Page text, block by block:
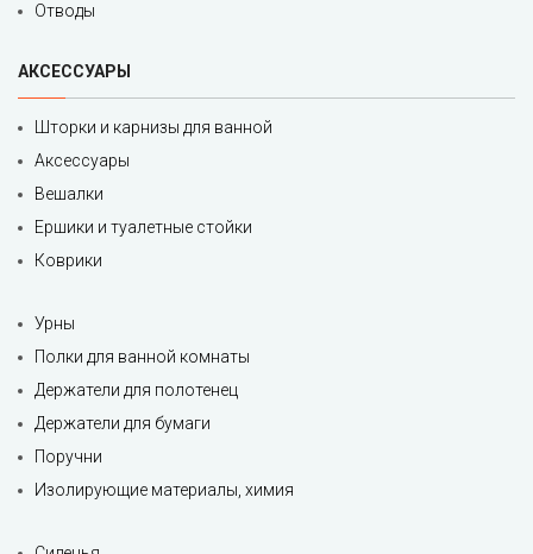
Отводы
АКСЕССУАРЫ
Шторки и карнизы для ванной
Аксессуары
Вешалки
Ершики и туалетные стойки
Коврики
Урны
Полки для ванной комнаты
Держатели для полотенец
Держатели для бумаги
Поручни
Изолирующие материалы, химия